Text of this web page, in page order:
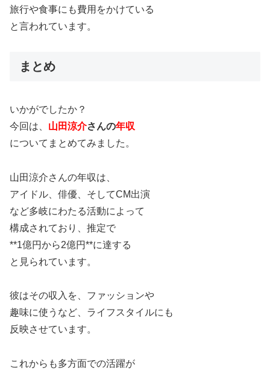
旅行や食事にも費用をかけている
と言われています。
まとめ
いかがでしたか？
今回は、 山田涼介さんの年収
についてまとめてみました。
山田涼介さんの年収は、
アイドル、俳優、そしてCM出演
など多岐にわたる活動によって
構成されており、推定で
**1億円から2億円**に達する
と見られています。
彼はその収入を、ファッションや
趣味に使うなど、ライフスタイルにも
反映させています。
これからも多方面での活躍が